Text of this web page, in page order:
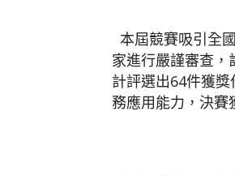
本屆競賽吸引全
家進行嚴謹審查
計評選出64件獲
務應用能力，決賽